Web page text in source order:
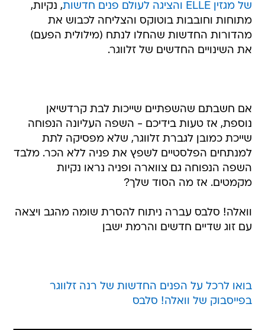
של מגזין ELLE והציגה לעולם פנים חדשות
, נקיות,
מתוחות וחובבות בוטוקס והצליחה לכבוש את
מהדורות החדשות שהחלו לנתח (מילולית הפעם)
את השינויים החדשים של זלווגר.
אם חשבתם שהשפתיים שייכות לבת קרדשיאן
נוספת, אז טעות בידיכם - השפה העליונה הנפוחה
שייכת כמובן לגברת זלווגר, שלא מפסיקה לתת
למנתחים הפלסטיים לשפץ את פניה ללא הכר. מלבד
השפה הנפוחה גם צווארה ופניה נראו נקיות
מקמטים. אז מה הסוד שלך?
וואלה! סלבס עברה ניתוח להסרת שומה מהגב ויצאה
עם זוג שדיים חדשים והרמת ישבן
בואו לרכל על הפנים החדשות של רנה זלווגר
בפייסבוק של וואלה! סלבס